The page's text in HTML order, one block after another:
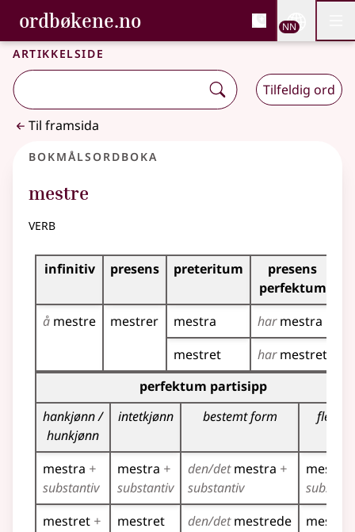
Gå til hovudinnhald
Tilgjenge
ordbøkene.no, Bokmålsordboka og
Bokmålsordboka og Nynorskordboka
NN
Artikkelside
Tilfeldig ord
Til framsida
Bokmålsordboka
mestre
verb
Bøyingstabell for dette verbet
infinitiv presens preteritum
presens
perfektum
å mestre mestrer mestra harmestra
mestret
harmestret
Bøyingstabell for dette verbet (partisippformer)
perfektum partisipp
hankjønn /
hunkjønn
intetkjønn bestemt form flertall
mestra +
substantiv
mestra +
substantiv
den/detmestra +
substantiv
mestra
mestret +
mestret
den/detmestrede